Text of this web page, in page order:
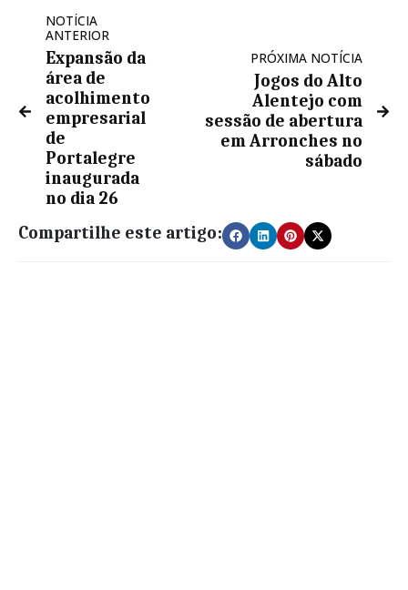
NOTÍCIA
ANTERIOR
Expansão da
área de
acolhimento
empresarial
de
Portalegre
inaugurada
no dia 26
PRÓXIMA NOTÍCIA
Jogos do Alto
Alentejo com
sessão de abertura
em Arronches no
sábado
Compartilhe este artigo: